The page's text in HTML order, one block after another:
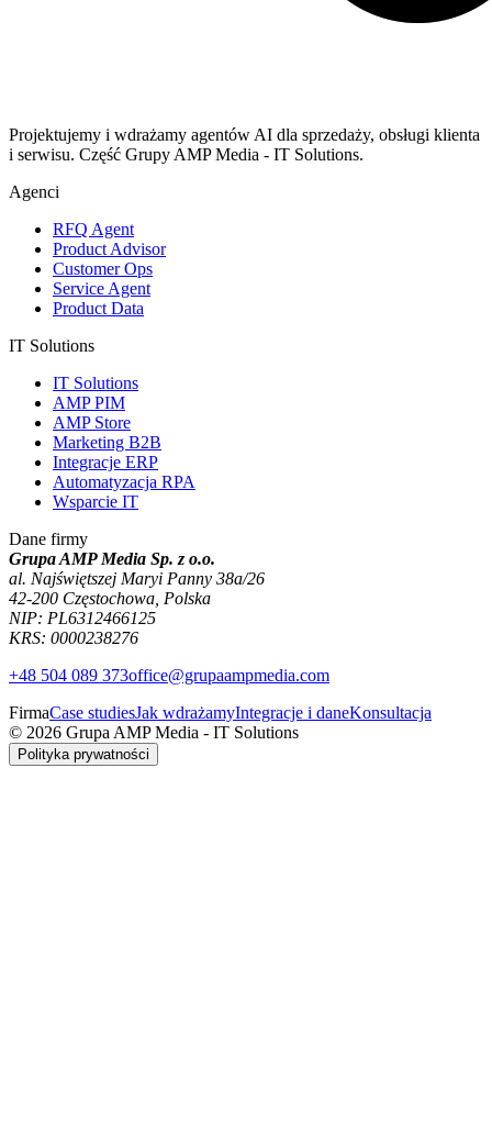
Projektujemy i wdrażamy agentów AI dla sprzedaży, obsługi klienta
i serwisu. Część Grupy AMP Media - IT Solutions.
Agenci
RFQ Agent
Product Advisor
Customer Ops
Service Agent
Product Data
IT Solutions
IT Solutions
AMP PIM
AMP Store
Marketing B2B
Integracje ERP
Automatyzacja RPA
Wsparcie IT
Dane firmy
Grupa AMP Media Sp. z o.o.
al. Najświętszej Maryi Panny 38a/26
42-200 Częstochowa, Polska
NIP: PL6312466125
KRS: 0000238276
+48 504 089 373office@grupaampmedia.com
FirmaCase studiesJak wdrażamyIntegracje i daneKonsultacja
© 2026 Grupa AMP Media - IT Solutions
Polityka prywatności